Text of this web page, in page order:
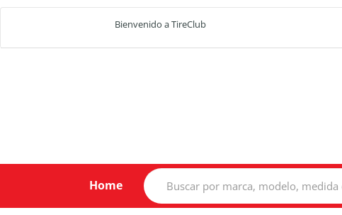
Bienvenido a TireClub
Home
Search
for: